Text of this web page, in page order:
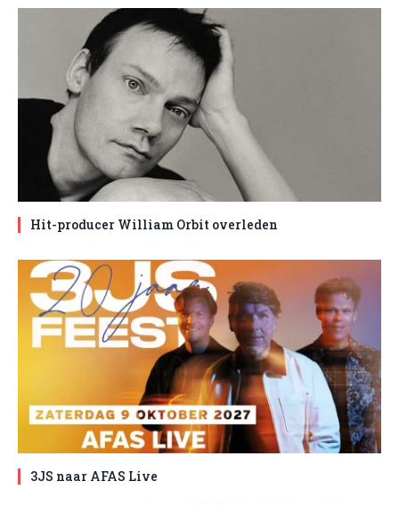
Hit-producer William Orbit overleden
3JS naar AFAS Live